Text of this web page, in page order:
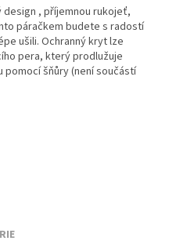
design , příjemnou rukojeť,
páračkem budete s radostí
ušili. Ochranný kryt lze
pera, který prodlužuje
šňůry (není součástí